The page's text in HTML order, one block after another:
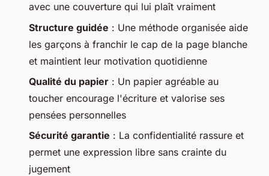
avec une couverture qui lui plaît vraiment
Structure guidée : Une méthode organisée aide
les garçons à franchir le cap de la page blanche
et maintient leur motivation quotidienne
Qualité du papier : Un papier agréable au
toucher encourage l'écriture et valorise ses
pensées personnelles
Sécurité garantie : La confidentialité rassure et
permet une expression libre sans crainte du
jugement